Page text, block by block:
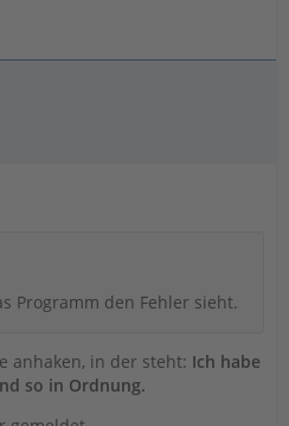
Programm den Fehler sieht.
anhaken, in der steht: Ich habe
so in Ordnung.